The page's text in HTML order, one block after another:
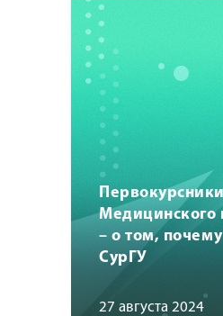
Первокурсники
Медицинского
– о том,
СурГУ
27 августа 2024